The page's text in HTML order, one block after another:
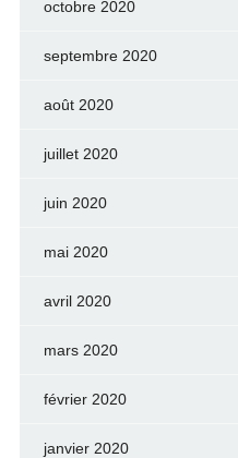
octobre 2020
septembre 2020
août 2020
juillet 2020
juin 2020
mai 2020
avril 2020
mars 2020
février 2020
janvier 2020